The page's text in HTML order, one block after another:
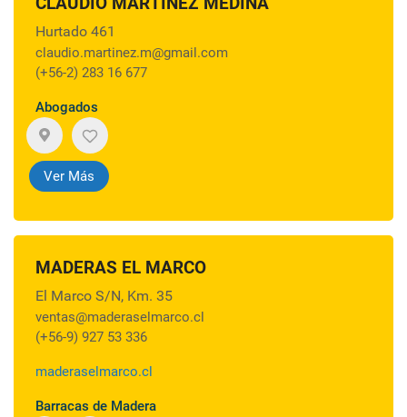
Hurtado 461
claudio.martinez.m@gmail.com
(+56-2) 283 16 677
Abogados
Ver Más
MADERAS EL MARCO
El Marco S/N, Km. 35
ventas@maderaselmarco.cl
(+56-9) 927 53 336
maderaselmarco.cl
Barracas de Madera